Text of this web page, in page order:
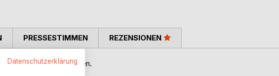
zwei Jahrhunderten.
PRESSESTIMMEN REZENSIONEN
Datenschutzerklärung